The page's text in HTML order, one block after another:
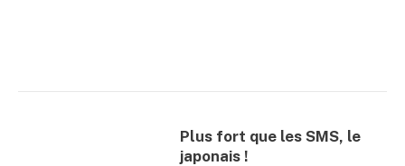
Plus fort que les SMS, le
japonais !